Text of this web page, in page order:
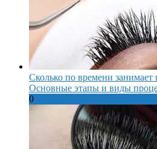
Сколько по времени
Основные этапы и виды
0